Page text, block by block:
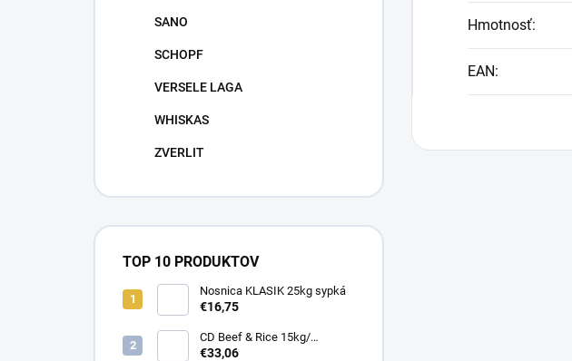
SANO
SCHOPF
VERSELE LAGA
WHISKAS
ZVERLIT
TOP 10 PRODUKTOV
Nosnica KLASIK 25kg sypká
€16,75
CD Beef & Rice 15kg/
Superpremium food
€33,06
Hmotnosť:
EAN: